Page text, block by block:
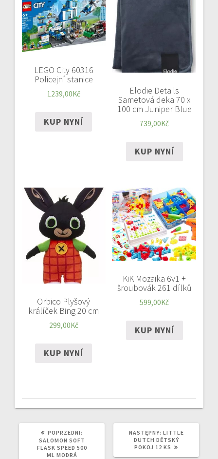
LEGO City 60316
Policejní stanice
1239,00Kč
KUP NYNÍ
Elodie Details
Sametová deka 70 x
100 cm Juniper Blue
739,00Kč
KUP NYNÍ
Orbico Plyšový
králíček Bing 20 cm
299,00Kč
KUP NYNÍ
KiK Mozaika 6v1 +
šroubovák 261 dílků
599,00Kč
KUP NYNÍ
POPRZEDNI:
WPIS:
SALOMON SOFT
FLASK SPEED 500
ML MODRÁ
NASTĘPNY: NASTĘPNY
WPIS:
LITTLE
DUTCH DĚTSKÝ
POKOJ 12 KS